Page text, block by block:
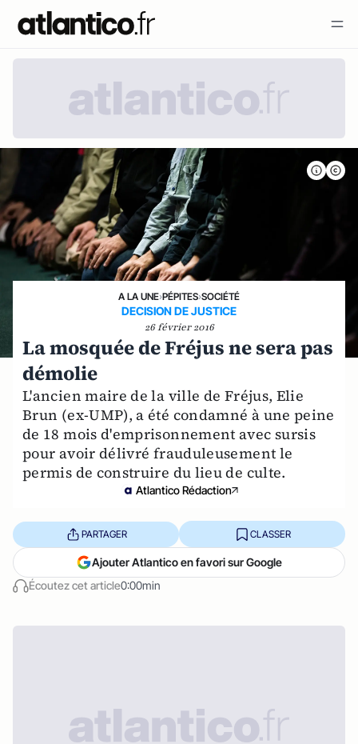
A LA UNE›PÉPITES›SOCIÉTÉ
DECISION DE JUSTICE
26 février 2016
La mosquée de Fréjus ne sera pas
démolie
L'ancien maire de la ville de Fréjus, Elie
Brun (ex-UMP), a été condamné à une peine
de 18 mois d'emprisonnement avec sursis
pour avoir délivré frauduleusement le
permis de construire du lieu de culte.
Atlantico Rédaction
Écoutez cet article0:00min
PARTAGER CLASSER
Ajouter Atlantico en favori sur Google